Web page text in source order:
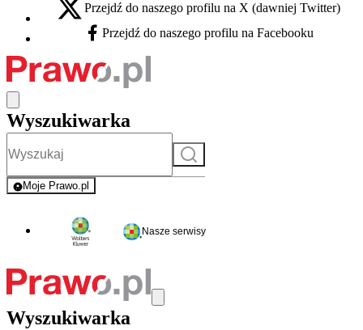
X - otwiera się w nowej karcie
Przejdź do naszego profilu na X (dawniej Twitter)
Facebook - otwiera się w nowej karcie
Przejdź do naszego profilu na Facebooku
Wyszukiwarka
Szukaj
Moje Prawo.pl
- rejestracja i logowanie do serwisu
Nasze serwisy
Wyszukiwarka